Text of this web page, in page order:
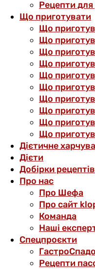
Рецепти для
Що приготувати
Що
Що
Що
Що
Що
Що
Що
Що
Що
Що
Дієтичне
Дієти
Добірки рецептів
Про нас
Про Шефа
Про сайт
Команда
Наші
Спецпроєкти
Рецепти